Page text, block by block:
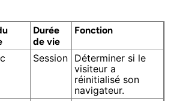
Durée
de vie
Fonction
Session Déterminer si le
visiteur a
réinitialisé son
navigateur.